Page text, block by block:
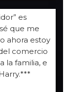
es
que me
ahora estoy
comercio
la familia, e